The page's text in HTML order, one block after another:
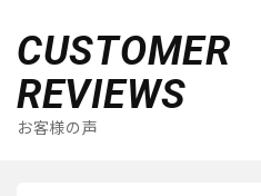
CUSTOMER
REVIEWS
お客様の声